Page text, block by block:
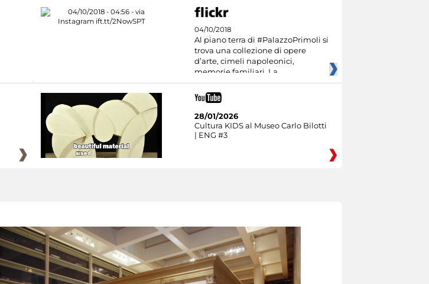
04/10/2018
Al piano terra di #PalazzoPrimoli si
trova una collezione di opere
d’arte, cimeli napoleonici,
memorie familiari. La
28/01/2026
Cultura KIDS al Museo Carlo Bilotti
| ENG #3